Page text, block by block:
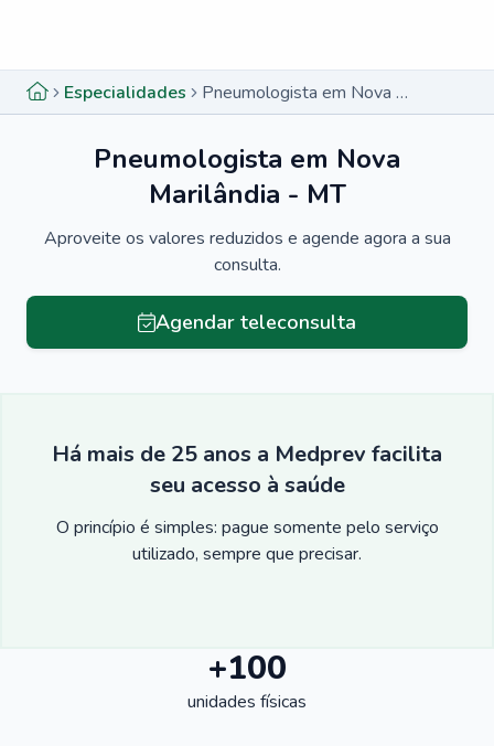
Especialidades Pneumologista em Nova Marilândia - MT
Pneumologista em Nova
Marilândia - MT
Aproveite os valores reduzidos e agende agora a sua
consulta.
Agendar teleconsulta
Há mais de 25 anos a Medprev facilita
seu acesso à saúde
O princípio é simples: pague somente pelo serviço
utilizado, sempre que precisar.
+100
unidades físicas